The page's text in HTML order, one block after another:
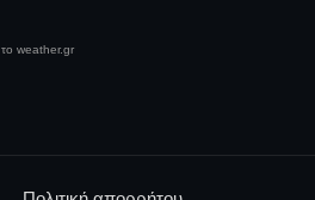
weather.gr